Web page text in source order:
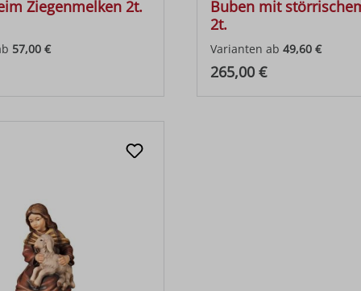
Ziegenmelken 2t.
57,00 €
Buben mit
2t.
Varianten ab 49,60 €
Regulärer Preis:
265,00 €